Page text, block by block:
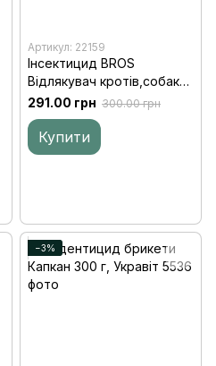
Артикул: 22159
Інсектицид BROS
Відлякувач кротів,собак
та котів 350мл+100мл
291.00 грн 300.00 грн
Купити
−3%